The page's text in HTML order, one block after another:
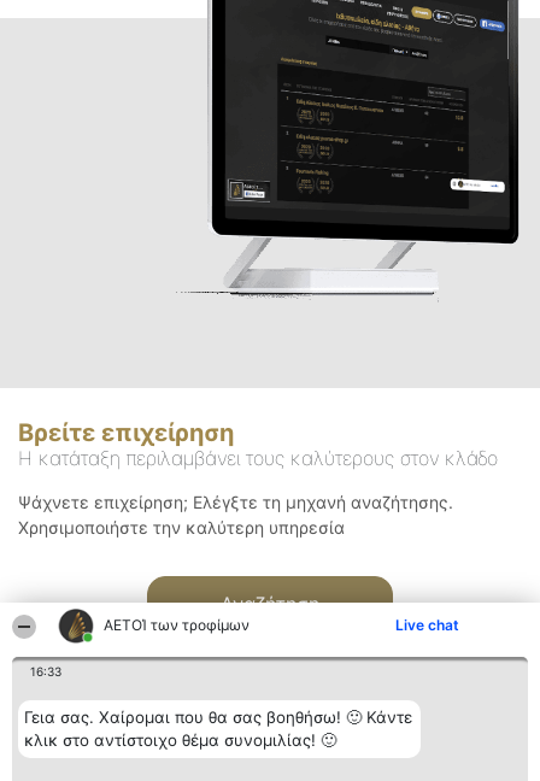
ΑΕΤΟΊ των τροφίμων Live chat
16:33
Γεια σας. Χαίρομαι που θα σας βοηθήσω! 🙂 Κάντε
κλικ στο αντίστοιχο θέμα συνομιλίας! 🙂
Βρείτε επιχείρηση
Η κατάταξη περιλαμβάνει τους καλύτερους στον κλάδο
Ψάχνετε επιχείρηση; Ελέγξτε τη μηχανή αναζήτησης.
Χρησιμοποιήστε την καλύτερη υπηρεσία
Αναζήτηση